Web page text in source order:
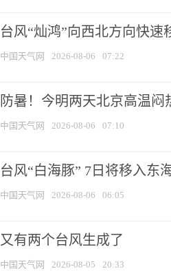
台风“灿鸿”向西北方向快
中国天气网 2026-08-06 07:22
防暑！今明两天北京高温
中国天气网 2026-08-06 07:10
台风“白海豚” 7日将移入东
中国天气网 2026-08-06 06:05
又有两个台风生成了
中国天气网 2026-08-05 20:33